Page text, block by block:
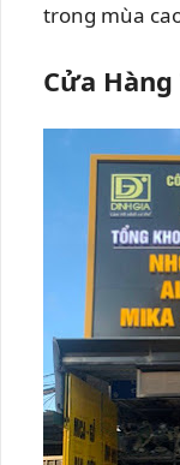
trong mùa
Cửa